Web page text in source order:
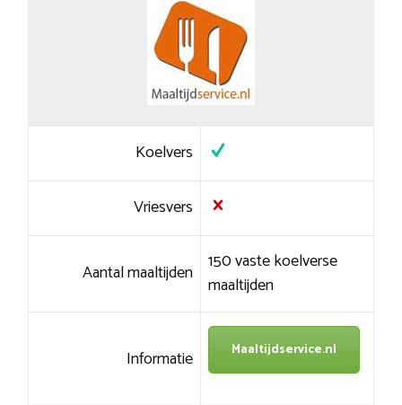
Koelvers
Vriesvers
Aantal maaltijden 150 vaste koelverse
maaltijden
Informatie Maaltijdservice.nl